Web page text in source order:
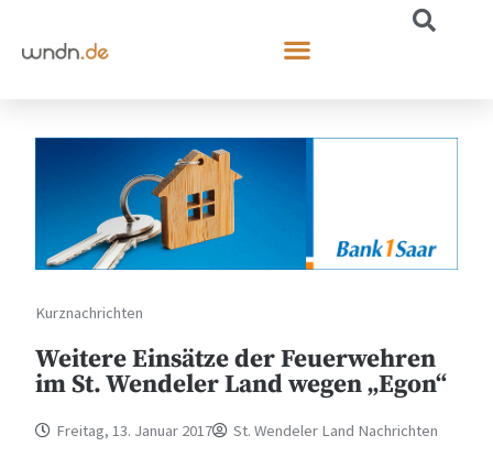
Kurznachrichten
Weitere Einsätze der Feuerwehren
im St. Wendeler Land wegen „Egon“
Freitag, 13. Januar 2017 St. Wendeler Land Nachrichten